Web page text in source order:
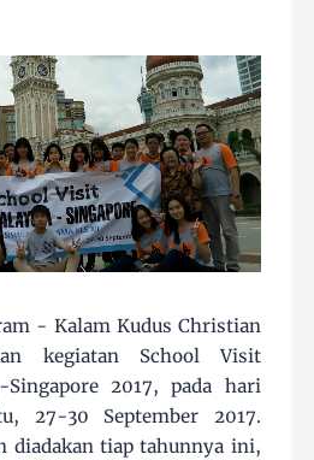
- Kalam Kudus Christian
kegiatan School Visit
Singapore 2017, pada hari
27-30 September 2017.
diadakan tiap tahunnya ini,